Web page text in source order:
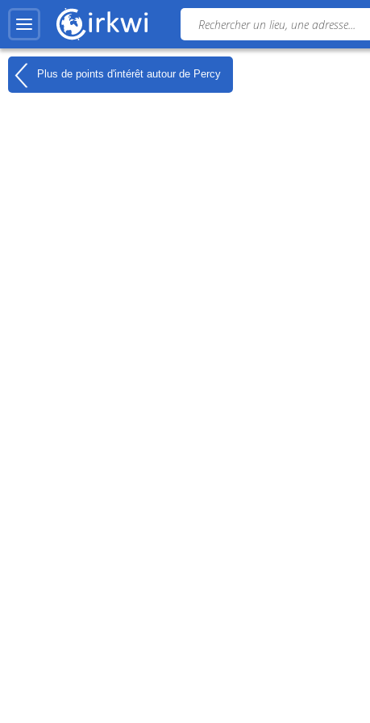
Plus de points d'intérêt autour de Percy